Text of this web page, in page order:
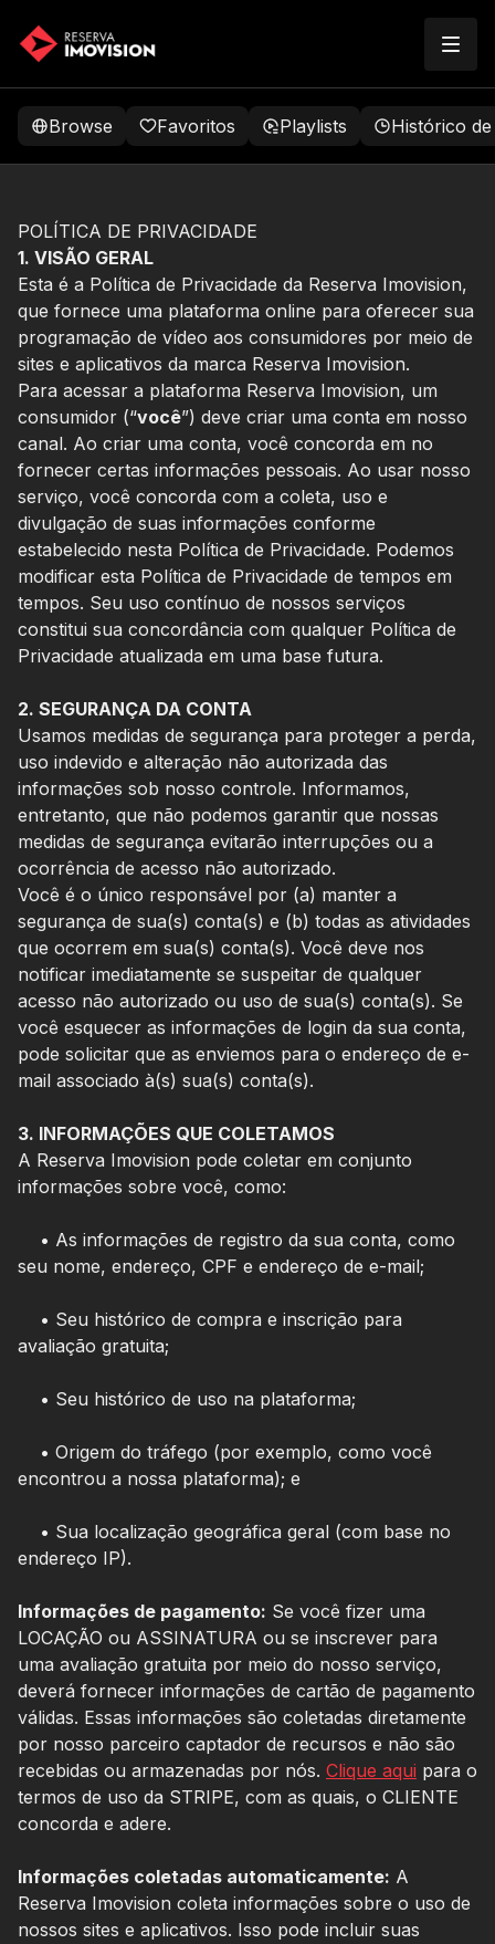
Browse Favoritos Playlists Histórico
POLÍTICA DE PRIVACIDADE
1. VISÃO GERAL
Esta é a Política de Privacidade da Reserva Imovision,
que fornece uma plataforma online para oferecer sua
programação de vídeo aos consumidores por meio de
sites e aplicativos da marca Reserva Imovision.
Para acessar a plataforma Reserva Imovision, um
consumidor (“você”) deve criar uma conta em nosso
canal. Ao criar uma conta, você concorda em no
fornecer certas informações pessoais. Ao usar nosso
serviço, você concorda com a coleta, uso e
divulgação de suas informações conforme
estabelecido nesta Política de Privacidade. Podemos
modificar esta Política de Privacidade de tempos em
tempos. Seu uso contínuo de nossos serviços
constitui sua concordância com qualquer Política de
Privacidade atualizada em uma base futura.
2. SEGURANÇA DA CONTA
Usamos medidas de segurança para proteger a perda,
uso indevido e alteração não autorizada das
informações sob nosso controle. Informamos,
entretanto, que não podemos garantir que nossas
medidas de segurança evitarão interrupções ou a
ocorrência de acesso não autorizado.
Você é o único responsável por (a) manter a
segurança de sua(s) conta(s) e (b) todas as atividades
que ocorrem em sua(s) conta(s). Você deve nos
notificar imediatamente se suspeitar de qualquer
acesso não autorizado ou uso de sua(s) conta(s). Se
você esquecer as informações de login da sua conta,
pode solicitar que as enviemos para o endereço de e-
mail associado à(s) sua(s) conta(s).
3. INFORMAÇÕES QUE COLETAMOS
A Reserva Imovision pode coletar em conjunto
informações sobre você, como:
• As informações de registro da sua conta, como
seu nome, endereço, CPF e endereço de e-mail;
• Seu histórico de compra e inscrição para
avaliação gratuita;
• Seu histórico de uso na plataforma;
• Origem do tráfego (por exemplo, como você
encontrou a nossa plataforma); e
• Sua localização geográfica geral (com base no
endereço IP).
Informações de pagamento: Se você fizer uma
LOCAÇÃO ou ASSINATURA ou se inscrever para
uma avaliação gratuita por meio do nosso serviço,
deverá fornecer informações de cartão de pagamento
válidas. Essas informações são coletadas diretamente
por nosso parceiro captador de recursos e não são
recebidas ou armazenadas por nós. Clique aqui para o
termos de uso da STRIPE, com as quais, o CLIENTE
concorda e adere.
Informações coletadas automaticamente: A
Reserva Imovision coleta informações sobre o uso de
nossos sites e aplicativos. Isso pode incluir suas